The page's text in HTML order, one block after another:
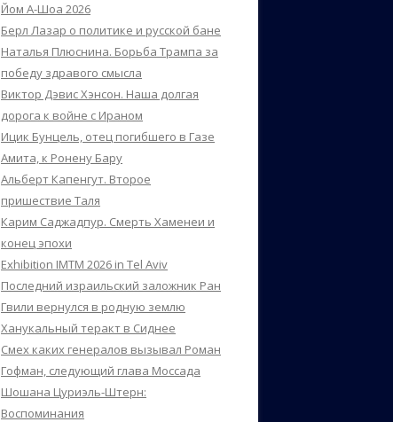
Йом А-Шоа 2026
Берл Лазар о политике и русской бане
Наталья Плюснина. Борьба Трампа за
победу здравого смысла
Виктор Дэвис Хэнсон. Наша долгая
дорога к войне с Ираном
Ицик Бунцель, отец погибшего в Газе
Амита, к Ронену Бару
Альберт Капенгут. Второе
пришествие Таля
Карим Саджадпур. Смерть Хаменеи и
конец эпохи
Exhibition IMTM 2026 in Tel Aviv
Последний израильский заложник Ран
Гвили вернулся в родную землю
Ханукальный теракт в Сиднее
Смех каких генералов вызывал Роман
Гофман, следующий глава Моссада
Шошана Цуриэль-Штерн:
Воспоминания